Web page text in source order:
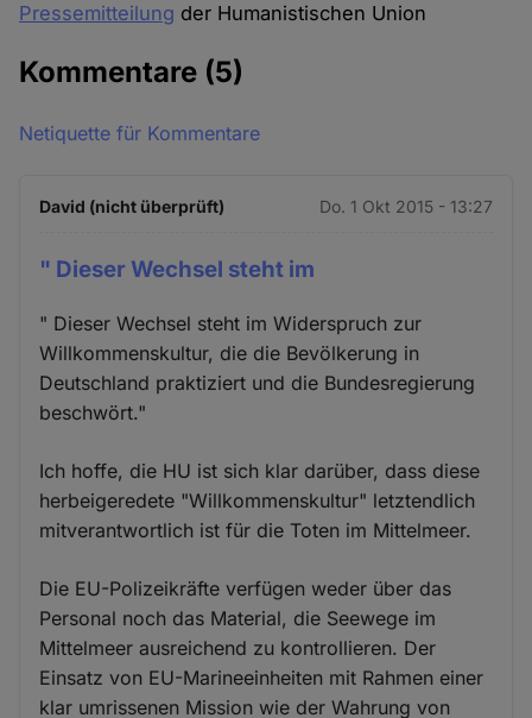
Pressemitteilung der Humanistischen Union
Kommentare (5)
Netiquette für Kommentare
David (nicht überprüft) Do. 1 Okt 2015 - 13:27
" Dieser Wechsel steht im
" Dieser Wechsel steht im Widerspruch zur
Willkommenskultur, die die Bevölkerung in
Deutschland praktiziert und die Bundesregierung
beschwört."
Ich hoffe, die HU ist sich klar darüber, dass diese
herbeigeredete "Willkommenskultur" letztendlich
mitverantwortlich ist für die Toten im Mittelmeer.
Die EU-Polizeikräfte verfügen weder über das
Personal noch das Material, die Seewege im
Mittelmeer ausreichend zu kontrollieren. Der
Einsatz von EU-Marineeinheiten mit Rahmen einer
klar umrissenen Mission wie der Wahrung von